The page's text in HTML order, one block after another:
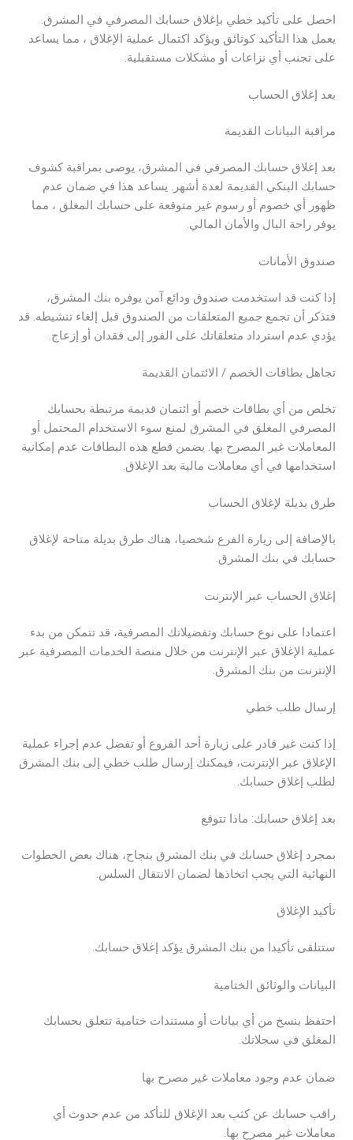
احصل على تأكيد خطي بإغلاق حسابك المصرفي في المشرق.
يعمل هذا التأكيد كوثائق ويؤكد اكتمال عملية الإغلاق ، مما يساعد
على تجنب أي نزاعات أو مشكلات مستقبلية.
بعد إغلاق الحساب
مراقبة البيانات القديمة
بعد إغلاق حسابك المصرفي في المشرق، يوصى بمراقبة كشوف
حسابك البنكي القديمة لعدة أشهر. يساعد هذا في ضمان عدم
ظهور أي خصوم أو رسوم غير متوقعة على حسابك المغلق ، مما
يوفر راحة البال والأمان المالي.
صندوق الأمانات
إذا كنت قد استخدمت صندوق ودائع آمن يوفره بنك المشرق،
فتذكر أن تجمع جميع المتعلقات من الصندوق قبل إلغاء تنشيطه. قد
يؤدي عدم استرداد متعلقاتك على الفور إلى فقدان أو إزعاج.
تجاهل بطاقات الخصم / الائتمان القديمة
تخلص من أي بطاقات خصم أو ائتمان قديمة مرتبطة بحسابك
المصرفي المغلق في المشرق لمنع سوء الاستخدام المحتمل أو
المعاملات غير المصرح بها. يضمن قطع هذه البطاقات عدم إمكانية
استخدامها في أي معاملات مالية بعد الإغلاق.
طرق بديلة لإغلاق الحساب
بالإضافة إلى زيارة الفرع شخصيا، هناك طرق بديلة متاحة لإغلاق
حسابك في بنك المشرق.
إغلاق الحساب عبر الإنترنت
اعتمادا على نوع حسابك وتفضيلاتك المصرفية، قد تتمكن من بدء
عملية الإغلاق عبر الإنترنت من خلال منصة الخدمات المصرفية عبر
الإنترنت من بنك المشرق.
إرسال طلب خطي
إذا كنت غير قادر على زيارة أحد الفروع أو تفضل عدم إجراء عملية
الإغلاق عبر الإنترنت، فيمكنك إرسال طلب خطي إلى بنك المشرق
لطلب إغلاق حسابك.
بعد إغلاق حسابك: ماذا تتوقع
بمجرد إغلاق حسابك في بنك المشرق بنجاح، هناك بعض الخطوات
النهائية التي يجب اتخاذها لضمان الانتقال السلس.
تأكيد الإغلاق
ستتلقى تأكيدا من بنك المشرق يؤكد إغلاق حسابك.
البيانات والوثائق الختامية
احتفظ بنسخ من أي بيانات أو مستندات ختامية تتعلق بحسابك
المغلق في سجلاتك.
ضمان عدم وجود معاملات غير مصرح بها
راقب حسابك عن كثب بعد الإغلاق للتأكد من عدم حدوث أي
معاملات غير مصرح بها.